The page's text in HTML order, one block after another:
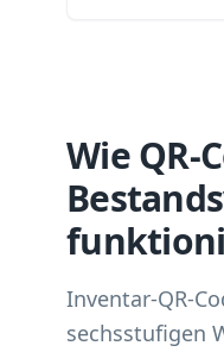
Wie QR-
Inventar-QR-
sechsstufigen